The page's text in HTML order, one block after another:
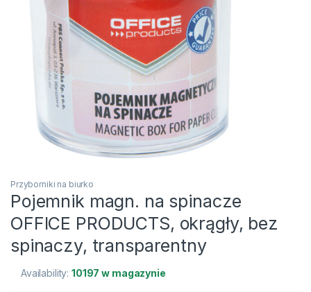
Przyborniki na biurko
Pojemnik magn. na spinacze
OFFICE PRODUCTS, okrągły, bez
spinaczy, transparentny
Availability:10197 w magazynie